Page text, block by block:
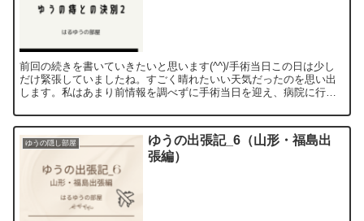
前回の続きを書いていきたいと思います(^^)/手術当日この日は少し
だけ緊張していましたね。すごく晴れたいい天気だったのを思い出
します。私はあまり前情報を調べずに手術当日を迎え、病院に行き
ゆうの隠し部屋
ゆうの出張記_6（山形・福島出
張編）